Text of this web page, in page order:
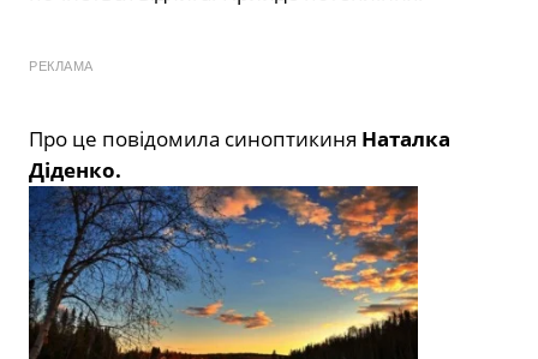
РЕКЛАМА
Про це повідомила синоптикиня Наталка
Діденко.